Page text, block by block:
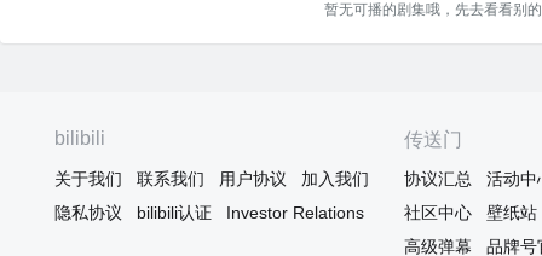
暂无可播的剧集哦，先去看看别
bilibili
关于我们 联系我们 用户协议
加入我们
隐私协议
bilibili认证 Investor Relations
传送门
协议汇总
活动中
社区中心
壁纸站
高级弹幕
品牌号